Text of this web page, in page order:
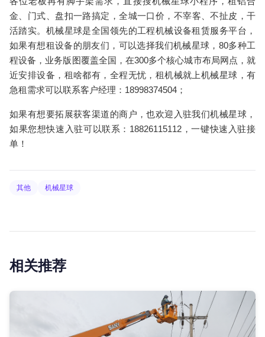
金
门式 、盘扣一路搞定，全城一口价，不宰客、不扯皮，干
活踏实。机械星球是全国领先的工程机械设备租赁服务平台，
如果有想租设备的朋友们，可以选择我们机械星球，80多种工
程设备，业务版图覆盖全国，在300多个核心城市布局网点，就
近安排设备，租啥都有，全程无忧，租机械就上机械星球，有
急租需求可以联系客户经理：18998374504；
如果有想要拓展获客渠道的商户，也欢迎入驻我们机械星球，
如果您想快速入驻可以联系：18826115112，一键快速入驻接
单！
其他 机械星球
相关推荐